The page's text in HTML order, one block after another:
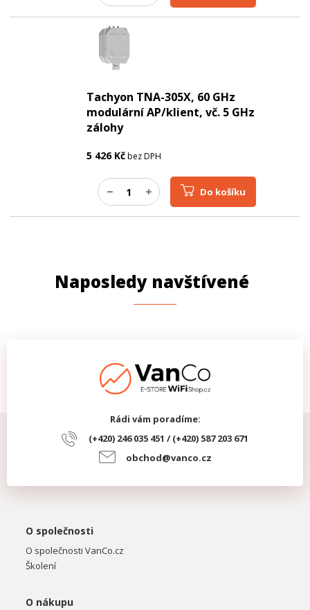
Tachyon TNA-305X, 60 GHz
modulární AP/klient, vč. 5 GHz
zálohy
5 426Kčbez DPH
Do košíku
Naposledy navštívené
Rádi vám poradíme:
(+420) 246 035 451 / (+420) 587 203 671
obchod@vanco.cz
O společnosti
O společnosti VanCo.cz
Školení
O nákupu